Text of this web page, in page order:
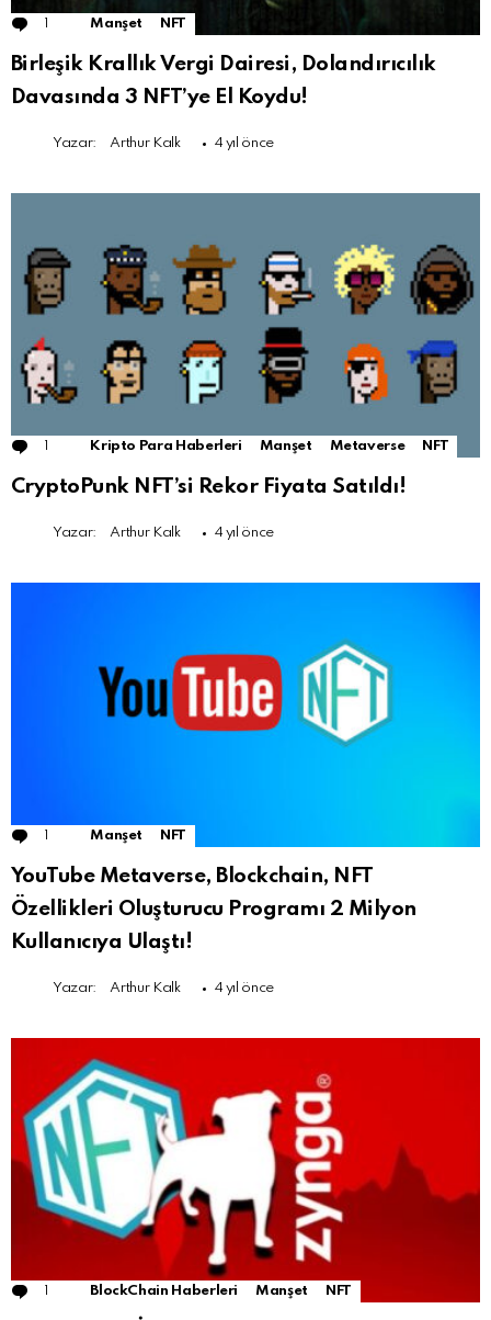
Comment
Manşet NFT
Birleşik Krallık Vergi Dairesi, Dolandırıcılık
Davasında 3 NFT’ye El Koydu!
Yazar: Arthur Kalk 4 yıl önce
Comment
Kripto Para Haberleri Manşet Metaverse NFT
CryptoPunk NFT’si Rekor Fiyata Satıldı!
Yazar: Arthur Kalk 4 yıl önce
Comment
Manşet NFT
YouTube Metaverse, Blockchain, NFT
Özellikleri Oluşturucu Programı 2 Milyon
Kullanıcıya Ulaştı!
Yazar: Arthur Kalk 4 yıl önce
Comment
BlockChain Haberleri Manşet NFT